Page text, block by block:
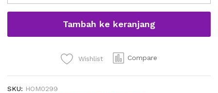
Sofa
Sudut
Kayu
Tambah ke keranjang
Wishlist Compare
SKU: HOM0299